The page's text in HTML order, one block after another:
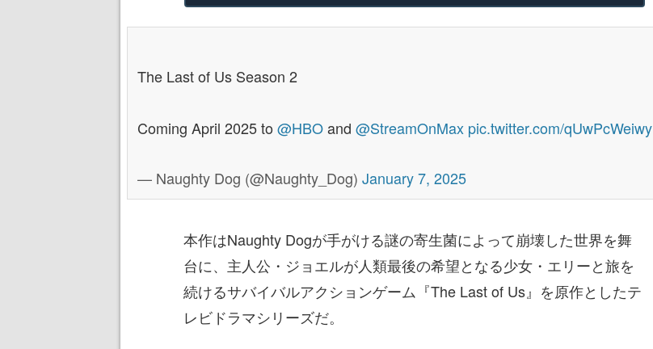
The Last of Us Season 2
Coming April 2025 to @HBOand @StreamOnMax pic.twitter.com/qUwPcWeiwy
— Naughty Dog (@Naughty_Dog) January 7, 2025
本作はNaughty Dogが手がける謎の寄生菌によって崩壊した世界を舞
台に、主人公・ジョエルが人類最後の希望となる少女・エリーと旅を
続けるサバイバルアクションゲーム『The Last of Us』を原作としたテ
レビドラマシリーズだ。